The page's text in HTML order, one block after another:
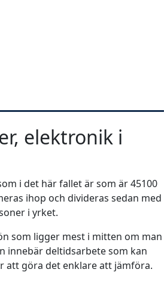
elektronik i
i det här fallet är som är 45100
ihop och divideras sedan med
i yrket.
som ligger mest i mitten om man
innebär deltidsarbete som kan
att göra det enklare att jämföra.